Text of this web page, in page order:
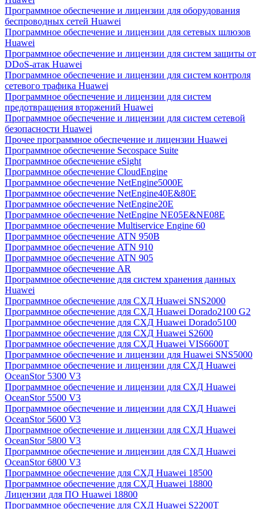
Программное обеспечение и лицензии для оборудования
беспроводных сетей Huawei
Программное обеспечение и лицензии для сетевых шлюзов
Huawei
Программное обеспечение и лицензии для систем защиты от
DDoS-атак Huawei
Программное обеспечение и лицензии для систем контроля
сетевого трафика Huawei
Программное обеспечение и лицензии для систем
предотвращения вторжений Huawei
Программное обеспечение и лицензии для систем сетевой
безопасности Huawei
Прочее программное обеспечение и лицензии Huawei
Программное обеспечение Secospace Suite
Программное обеспечение eSight
Программное обеспечение CloudEngine
Программное обеспечение NetEngine5000E
Программное обеспечение NetEngine40E&80E
Программное обеспечение NetEngine20E
Программное обеспечение NetEngine NE05E&NE08E
Программное обеспечение Multiservice Engine 60
Программное обеспечение ATN 950B
Программное обеспечение ATN 910
Программное обеспечение ATN 905
Программное обеспечение AR
Программное обеспечение для систем хранения данных
Huawei
Программное обеспечение для СХД Huawei SNS2000
Программное обеспечение для СХД Huawei Dorado2100 G2
Программное обеспечение для СХД Huawei Dorado5100
Программное обеспечение для СХД Huawei S2600
Программное обеспечение для СХД Huawei VIS6600T
Программное обеспечение и лицензии для Huawei SNS5000
Программное обеспечение и лицензии для СХД Huawei
OceanStor 5300 V3
Программное обеспечение и лицензии для СХД Huawei
OceanStor 5500 V3
Программное обеспечение и лицензии для СХД Huawei
OceanStor 5600 V3
Программное обеспечение и лицензии для СХД Huawei
OceanStor 5800 V3
Программное обеспечение и лицензии для СХД Huawei
OceanStor 6800 V3
Программное обеспечение для СХД Huawei 18500
Программное обеспечение для СХД Huawei 18800
Лицензии для ПО Huawei 18800
Программное обеспечение для СХД Huawei S2200T